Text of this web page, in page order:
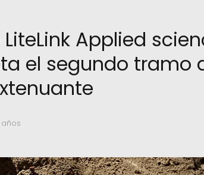
Applied
el segundo tramo